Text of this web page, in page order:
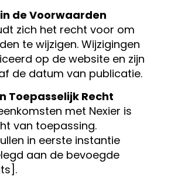
de Voorwaarden
zich het recht voor om
te wijzigen. Wijzigingen
op de website en zijn
de datum van publicatie.
Toepasselijk Recht
met Nexier is
van toepassing.
in eerste instantie
aan de bevoegde